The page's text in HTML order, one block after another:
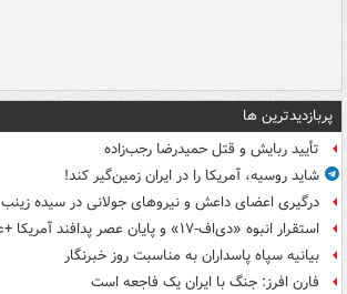
پربازدیدترین ها
تأیید ربایش و قتل حمیدرضا رجب‌زاده
شاید روسیه، آمریکا را در ایران زمین‌گیر کند!
درگیری اعضای داعش و نیروهای جولانی در سیده زینب
استقرار انبوه «دی‌اف‑۱۷» و پایان عصر پدافند آمریکا +عکس
بیانیه سپاه پاسداران به مناسبت روز خبرنگار
فارن افرز: جنگ با ایران یک فاجعه است